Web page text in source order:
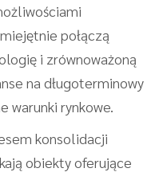
połączą
i zrównoważoną
na długoterminowy
warunki rynkowe.
konsolidacji
obiekty oferujące